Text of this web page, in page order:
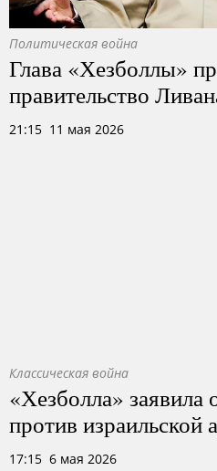
Политическая война
Глава «Хезболлы»
правительство
21:15 11 мая 2026
Классическая война
«Хезболла» заявила
против израильской
17:15 6 мая 2026